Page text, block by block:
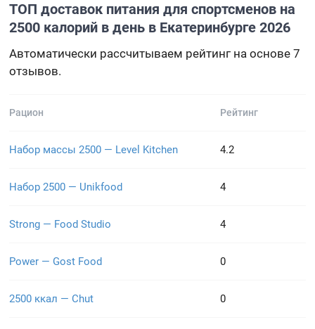
ТОП доставок питания для спортсменов на
2500 калорий в день в Екатеринбурге 2026
Автоматически рассчитываем рейтинг на основе 7
отзывов.
Рацион Рейтинг
Набор массы 2500 — Level Kitchen 4.2
Набор 2500 — Unikfood 4
Strong — Food Studio 4
Power — Gost Food 0
2500 ккал — Chut 0